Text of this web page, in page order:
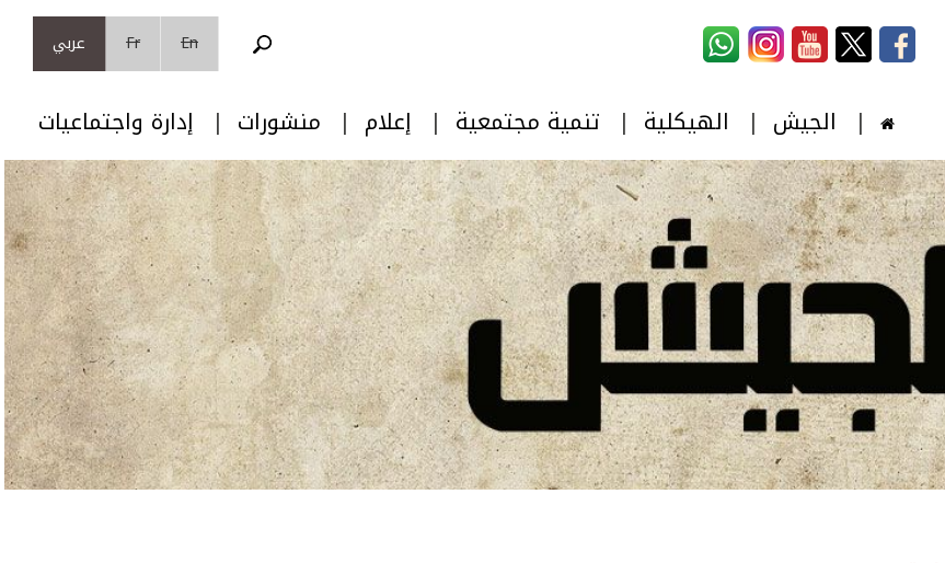
En
Fr عربي
الجيش الهيكلية تنمية مجتمعية إعلام منشورات إدارة واجتماعيات